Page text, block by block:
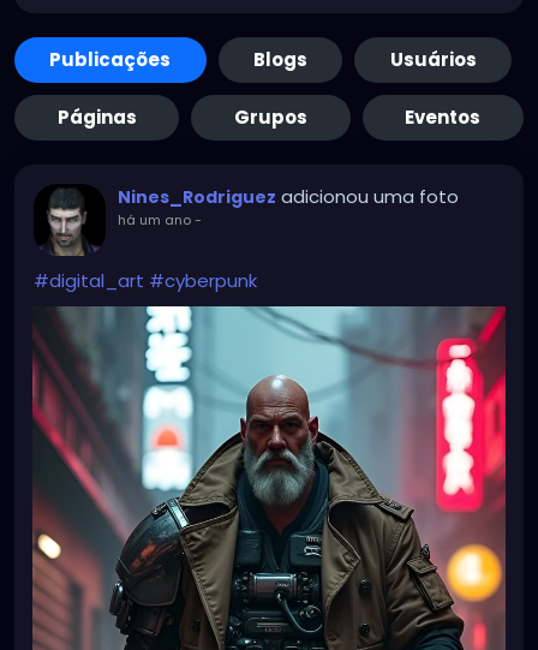
Publicações Blogs Usuários
Páginas Grupos Eventos
Nines_Rodriguez adicionou uma foto
há um ano-
#digital_art #cyberpunk